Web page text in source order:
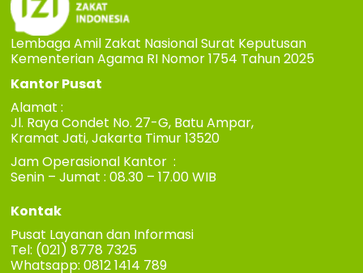
Lembaga Amil Zakat Nasional Surat Keputusan
Kementerian Agama RI Nomor 1754 Tahun 2025
Kantor Pusat
Alamat :
Jl. Raya Condet No. 27-G, Batu Ampar,
Kramat Jati, Jakarta Timur 13520
Jam Operasional Kantor :
Senin – Jumat : 08.30 – 17.00 WIB
Kontak
Pusat Layanan dan Informasi
Tel: (021) 8778 7325
Whatsapp: 0812 1414 789